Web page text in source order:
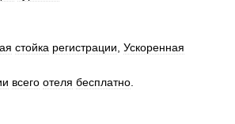
стойка регистрации Ускоренная
всего отеля бесплатно